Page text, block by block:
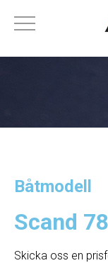
Båtmodell
Scand
Skicka oss en